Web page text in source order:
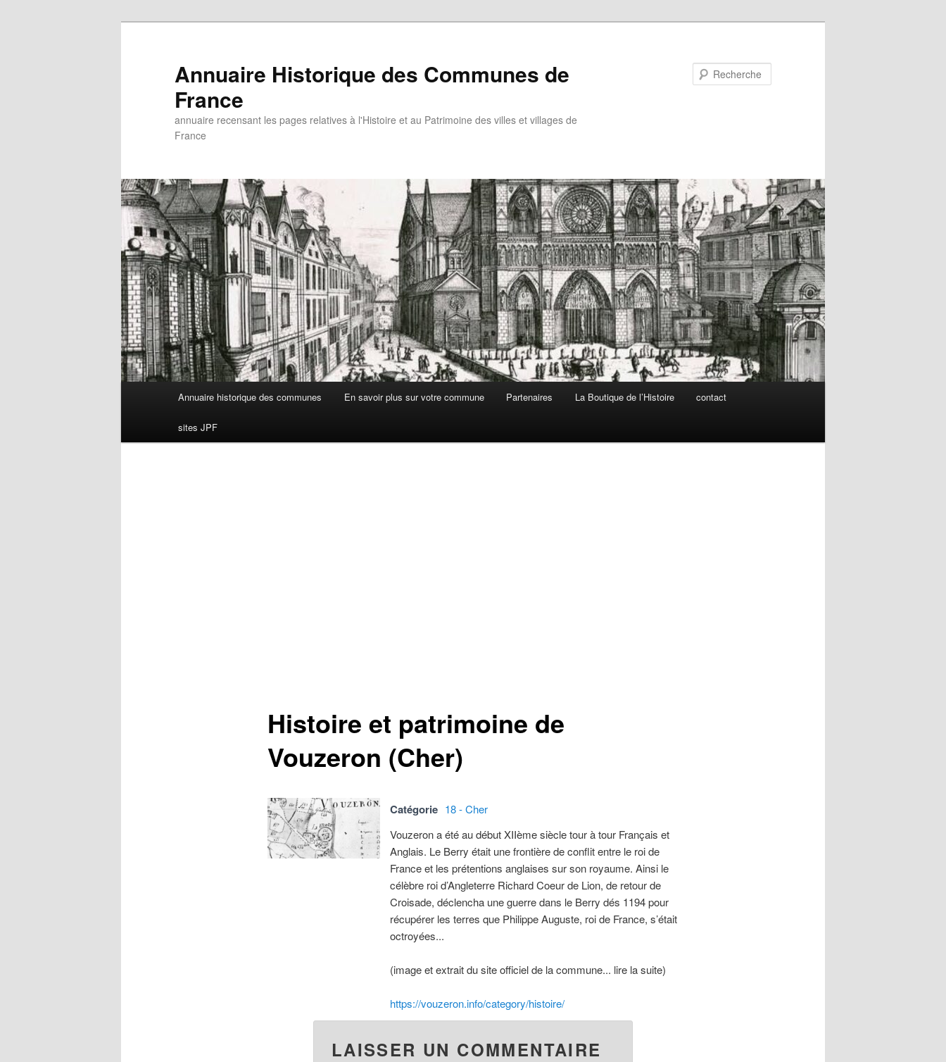
Annuaire Historique des Communes de
France
annuaire recensant les pages relatives à l'Histoire et au Patrimoine des villes et villages de
France
principal
Annuaire historique des communes En savoir plus sur votre commune Partenaires La Boutique de l’Histoire contact
sites JPF
Histoire et patrimoine de
Vouzeron (Cher)
Catégorie 18 - Cher
Vouzeron a été au début XIIème siècle tour à tour Français et
Anglais. Le Berry était une frontière de conflit entre le roi de
France et les prétentions anglaises sur son royaume. Ainsi le
célèbre roi d’Angleterre Richard Coeur de Lion, de retour de
Croisade, déclencha une guerre dans le Berry dés 1194 pour
récupérer les terres que Philippe Auguste, roi de France, s’était
octroyées...
(image et extrait du site officiel de la commune... lire la suite)
https://vouzeron.info/category/histoire/
LAISSER UN COMMENTAIRE